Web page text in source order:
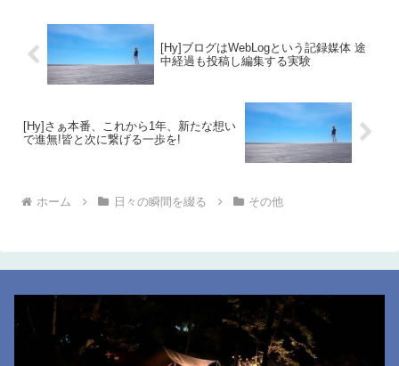
[Hy]ブログはWebLogという記録媒体 途
中経過も投稿し編集する実験
[Hy]さぁ本番、これから1年、新たな想い
で進無!皆と次に繋げる一歩を!
ホーム 日々の瞬間を綴る その他